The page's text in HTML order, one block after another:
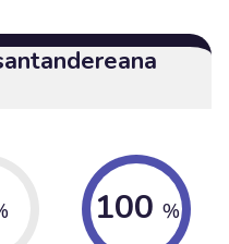
100 %